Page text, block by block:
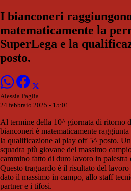
I bianconeri
matematicamente la
SuperLega e la
posto.
Alessia Paglia
24 febbraio 2025 - 15:01
Al termine della 10^ giornata di ritorno
bianconeri è matematicamente
la qualificazione ai play off 5^ posto.
squadra più giovane del massimo
cammino fatto di duro lavoro in palestra
Questo traguardo è il risultato del
dato il massimo in campo, allo staff
partner e i tifosi.